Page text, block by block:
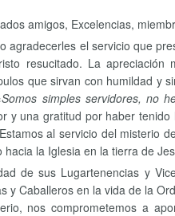
amigos, Excelencias,
agradecerles el servicio que
resucitado. La
que sirvan con humildad y
Somos simples servidores, no
y una gratitud por haber
al servicio del
la Iglesia en la tierra de
de sus Lugartenencias y
y Caballeros en la vida de la
nos comprometemos a